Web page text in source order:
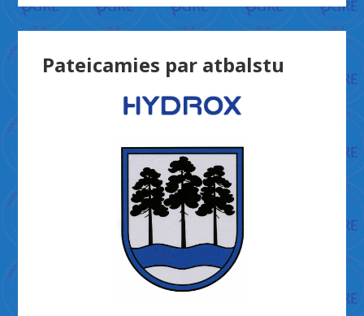
Pateicamies par atbalstu